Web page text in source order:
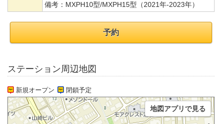
備考： MXPH10型/MXPH15型（2021年-2023年）
予約
ステーション周辺地図
新規オープン 閉鎖予定
地図アプリで見る